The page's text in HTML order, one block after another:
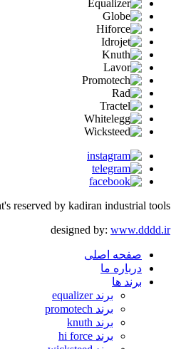
reserved by kadiran industrial tools
designed by: www.dddd.ir
صفحه اصلی
درباره ما
برند ها
برند equalizer
برند promotech
برند knuth
برند hi force